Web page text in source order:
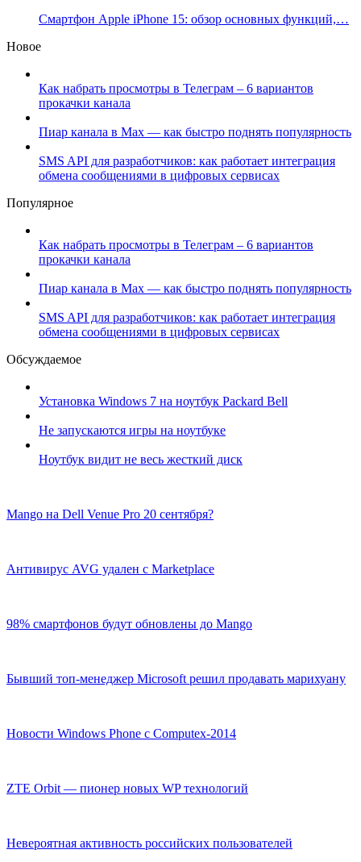
Смартфон Apple iPhone 15: обзор основных функций,…
Новое
Как набрать просмотры в Телеграм – 6 вариантов
прокачки канала
Пиар канала в Max — как быстро поднять популярность
SMS API для разработчиков: как работает интеграция
обмена сообщениями в цифровых сервисах
Популярное
Как набрать просмотры в Телеграм – 6 вариантов
прокачки канала
Пиар канала в Max — как быстро поднять популярность
SMS API для разработчиков: как работает интеграция
обмена сообщениями в цифровых сервисах
Обсуждаемое
Установка Windows 7 на ноутбук Packard Bell
Не запускаются игры на ноутбуке
Ноутбук видит не весь жесткий диск
Mango на Dell Venue Pro 20 сентября?
Антивирус AVG удален с Marketplace
98% смартфонов будут обновлены до Mango
Бывший топ-менеджер Microsoft решил продавать марихуану
Новости Windows Phone с Computex-2014
ZTE Orbit — пионер новых WP технологий
Невероятная активность российских пользователей